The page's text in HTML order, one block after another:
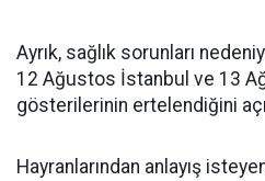
Ayrık, sağlık sorunları
12 Ağustos İstanbul ve 13
gösterilerinin ertelendiğini
Hayranlarından anlayış